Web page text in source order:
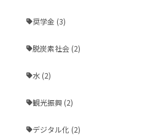
奨学金 (3)
脱炭素社会 (2)
水 (2)
観光振興 (2)
デジタル化 (2)